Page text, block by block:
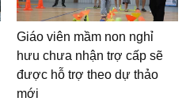
Giáo viên mầm non nghỉ
hưu chưa nhận trợ cấp sẽ
được hỗ trợ theo dự thảo
mới